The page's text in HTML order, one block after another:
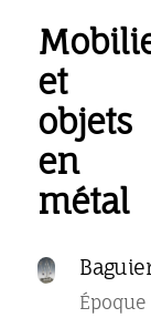
et
objets
en
métal
Époque